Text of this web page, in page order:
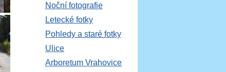
Noční fotografie
Letecké fotky
Pohledy a staré fotky
Ulice
Arboretum Vrahovice